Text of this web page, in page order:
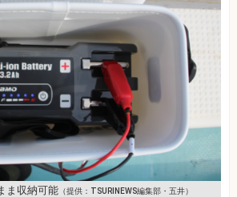
ま収納可能（提供：TSURINEWS編集部・五井）